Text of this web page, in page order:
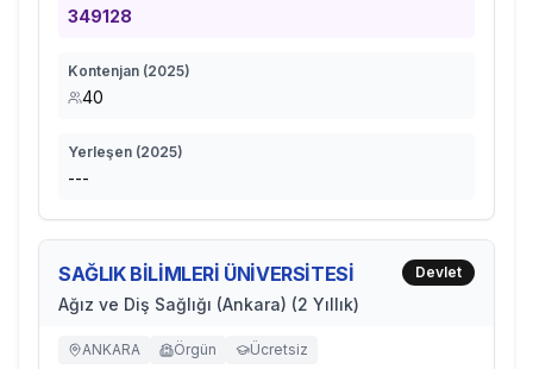
349128
Kontenjan (2025)
40
Yerleşen (2025)
---
SAĞLIK BİLİMLERİ ÜNİVERSİTESİ
Ağız ve Diş Sağlığı (Ankara) (2 Yıllık)
Devlet
ANKARA Örgün Ücretsiz